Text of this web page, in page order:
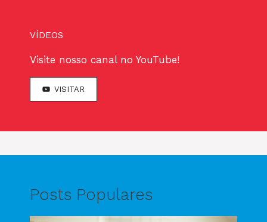
VÍDEOS
Visite nosso canal no YouTube!
VISITAR
Posts Populares